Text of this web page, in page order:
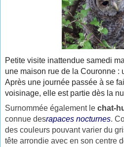
Petite visite inattendue samedi
une maison rue de la Couronne :
Après une journée passée à se
voisinage, elle est partie dès la
Surnommée également le chat-
connue desrapaces nocturnes.
des couleurs pouvant varier du
tête arrondie avec en son centre